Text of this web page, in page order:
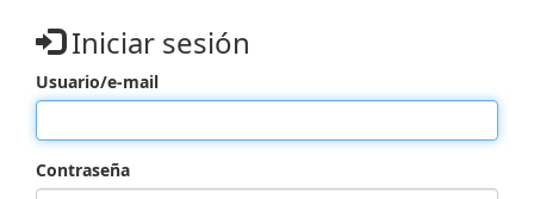
Iniciar sesión
Usuario/e-mail
Contraseña